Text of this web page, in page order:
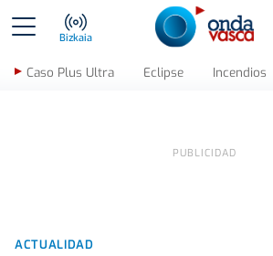
Bizkaia
Caso Plus Ultra Eclipse Incendios
ACTUALIDAD